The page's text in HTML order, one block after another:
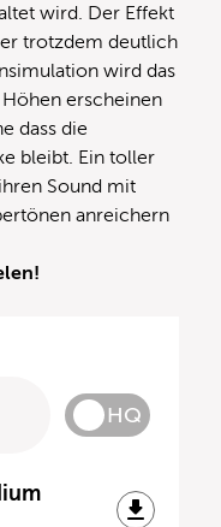
wird. Der Effekt
trotzdem deutlich
wird das
erscheinen
dass die
bleibt. Ein toller
Sound mit
anreichern
HQ